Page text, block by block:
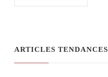
ARTICLES TENDANCES